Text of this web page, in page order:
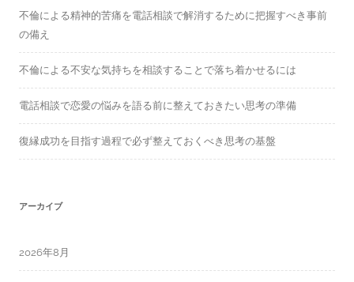
不倫による精神的苦痛を電話相談で解消するために把握すべき事前
の備え
不倫による不安な気持ちを相談することで落ち着かせるには
電話相談で恋愛の悩みを語る前に整えておきたい思考の準備
復縁成功を目指す過程で必ず整えておくべき思考の基盤
アーカイブ
2026年8月